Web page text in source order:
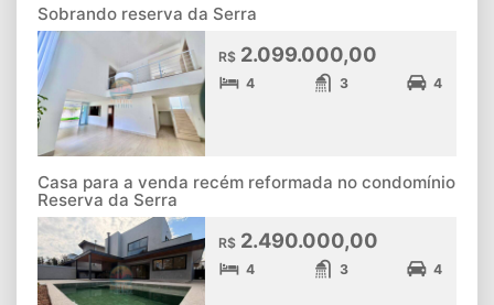
Sobrando reserva da Serra
R$ 2.099.000,00
4 3 4
Casa para a venda recém reformada no condomínio
Reserva da Serra
R$ 2.490.000,00
4 3 4